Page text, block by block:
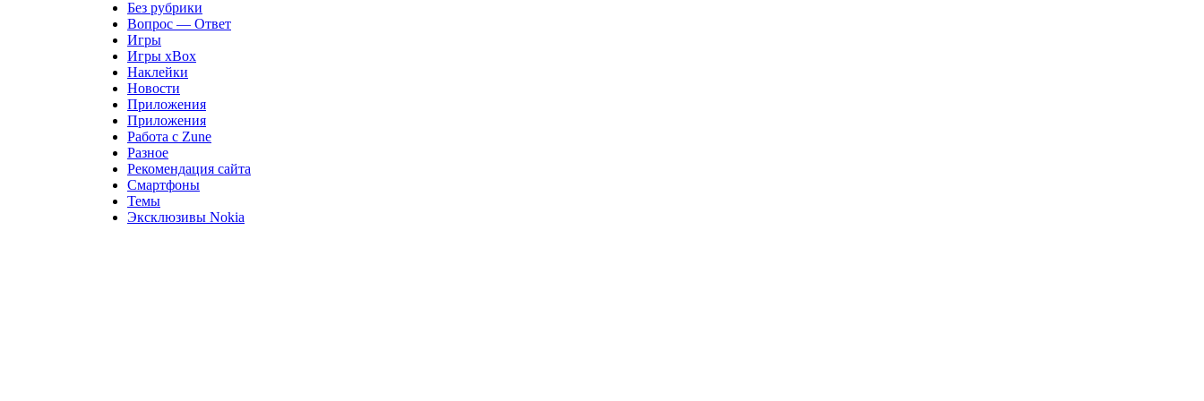
Без рубрики
Вопрос — Ответ
Игры
Игры xBox
Наклейки
Новости
Приложения
Приложения
Работа с Zune
Разное
Рекомендация сайта
Смартфоны
Темы
Эксклюзивы Nokia